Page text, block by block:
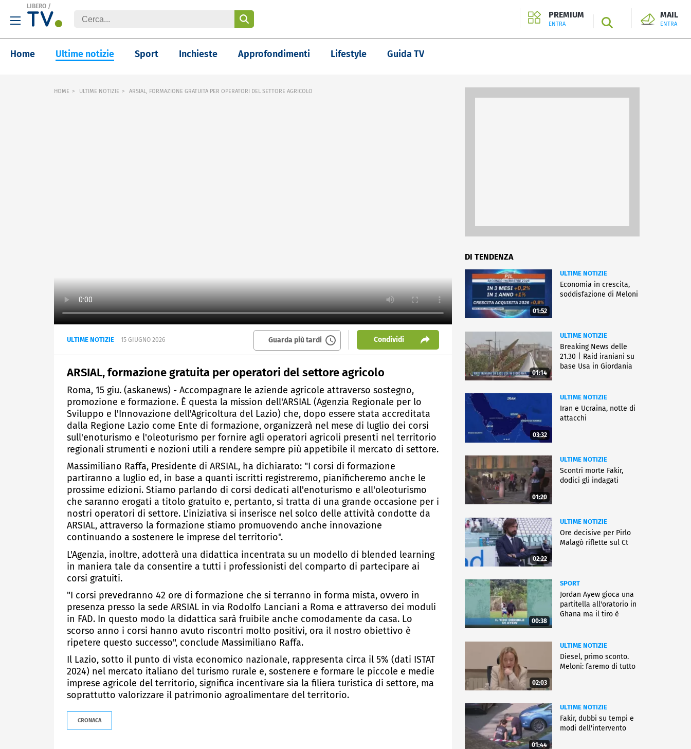
LIBERO /
PREMIUM
ENTRA SEARCH
MAIL
ENTRA
Home Ultime notizie Sport Inchieste Approfondimenti Lifestyle Guida TV
HOME ULTIME NOTIZIE ARSIAL, FORMAZIONE GRATUITA PER OPERATORI DEL SETTORE AGRICOLO
ULTIME NOTIZIE 15 GIUGNO 2026 Guarda più tardi Condividi
ARSIAL, formazione gratuita per operatori del settore agricolo
Roma, 15 giu. (askanews) - Accompagnare le aziende agricole attraverso sostegno,
promozione e formazione. È questa la mission dell'ARSIAL (Agenzia Regionale per lo
Sviluppo e l'Innovazione dell'Agricoltura del Lazio) che, dopo essere stata accreditata
dalla Regione Lazio come Ente di formazione, organizzerà nel mese di luglio dei corsi
sull'enoturismo e l'oleoturismo per fornire agli operatori agricoli presenti nel territorio
regionali strumenti e nozioni utili a rendere sempre più appetibile il mercato di settore.
Massimiliano Raffa, Presidente di ARSIAL, ha dichiarato: "I corsi di formazione
partiranno a luglio ed, in base a quanti iscritti registreremo, pianificheremo anche le
prossime edizioni. Stiamo parlando di corsi dedicati all'enoturismo e all'oleoturismo
che saranno erogati a titolo gratuito e, pertanto, si tratta di una grande occasione per i
nostri operatori di settore. L'iniziativa si inserisce nel solco delle attività condotte da
ARSIAL, attraverso la formazione stiamo promuovendo anche innovazione
continuando a sostenere le imprese del territorio".
L'Agenzia, inoltre, adotterà una didattica incentrata su un modello di blended learning
in maniera tale da consentire a tutti i professionisti del comparto di partecipare ai
corsi gratuiti.
"I corsi prevedranno 42 ore di formazione che si terranno in forma mista, ovvero in
presenza presso la sede ARSIAL in via Rodolfo Lanciani a Roma e attraverso dei moduli
in FAD. In questo modo la didattica sarà fruibile anche comodamente da casa. Lo
scorso anno i corsi hanno avuto riscontri molto positivi, ora il nostro obiettivo è
ripetere questo successo", conclude Massimiliano Raffa.
Il Lazio, sotto il punto di vista economico nazionale, rappresenta circa il 5% (dati ISTAT
2024) nel mercato italiano del turismo rurale e, sostenere e formare le piccole e medie
imprese agricole del territorio, significa incentivare sia la filiera turistica di settore, ma
soprattutto valorizzare il patrimonio agroalimentare del territorio.
CRONACA
DI TENDENZA
01:52
ULTIME NOTIZIE
Economia in crescita,
soddisfazione di Meloni
01:14
ULTIME NOTIZIE
Breaking News delle
21.30 | Raid iraniani su
base Usa in Giordania
03:32
ULTIME NOTIZIE
Iran e Ucraina, notte di
attacchi
01:20
ULTIME NOTIZIE
Scontri morte Fakir,
dodici gli indagati
02:22
ULTIME NOTIZIE
Ore decisive per Pirlo
Malagò riflette sul Ct
00:38
SPORT
Jordan Ayew gioca una
partitella all'oratorio in
Ghana ma il tiro è
02:03
ULTIME NOTIZIE
Diesel, primo sconto.
Meloni: faremo di tutto
01:44
ULTIME NOTIZIE
Fakir, dubbi su tempi e
modi dell'intervento